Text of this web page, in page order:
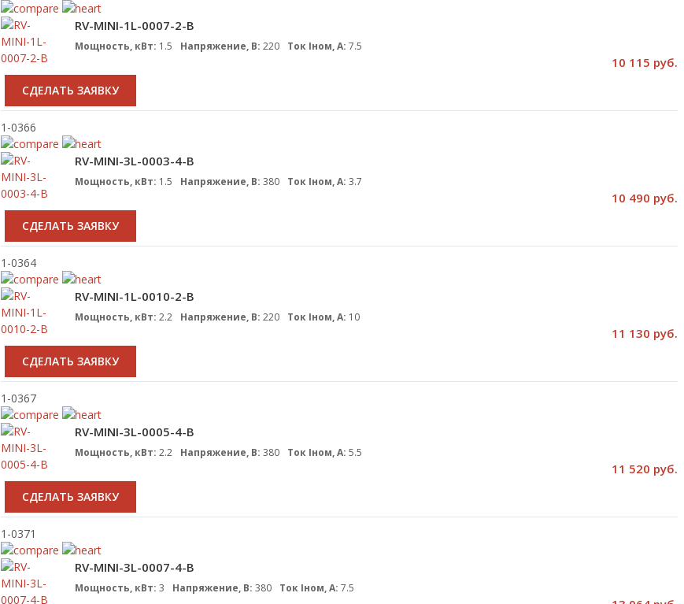
RV-MINI-1L-0007-2-B
Мощность, кВт: 1.5 Напряжение, В: 220 Ток Iном, А: 7.5
10 115 руб.
CДЕЛАТЬ ЗАЯВКУ
1-0366
RV-MINI-3L-0003-4-B
Мощность, кВт: 1.5 Напряжение, В: 380 Ток Iном, А: 3.7
10 490 руб.
CДЕЛАТЬ ЗАЯВКУ
1-0364
RV-MINI-1L-0010-2-B
Мощность, кВт: 2.2 Напряжение, В: 220 Ток Iном, А: 10
11 130 руб.
CДЕЛАТЬ ЗАЯВКУ
1-0367
RV-MINI-3L-0005-4-B
Мощность, кВт: 2.2 Напряжение, В: 380 Ток Iном, А: 5.5
11 520 руб.
CДЕЛАТЬ ЗАЯВКУ
1-0371
RV-MINI-3L-0007-4-B
Мощность, кВт: 3 Напряжение, В: 380 Ток Iном, А: 7.5